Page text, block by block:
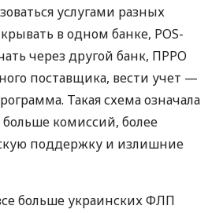
услугами разных
в одном банке, POS-
через другой банк, ПРРО
поставщика, вести учет —
Такая схема означала
комиссий, более
поддержку и излишние
больше украинских ФЛП